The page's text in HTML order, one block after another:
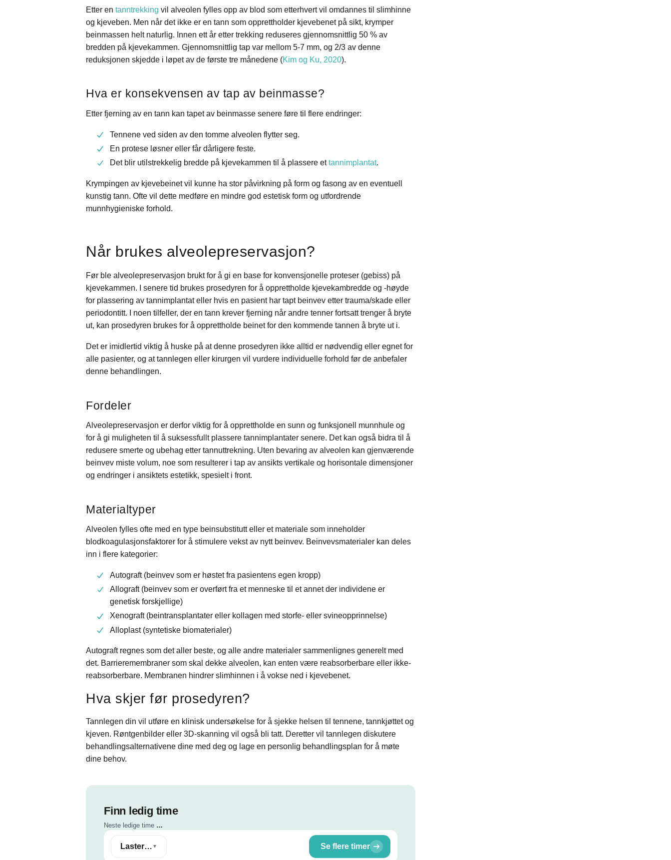
Etter en tanntrekking vil alveolen fylles opp av blod som etterhvert vil omdannes til slimhinne
og kjeveben. Men når det ikke er en tann som opprettholder kjevebenet på sikt, krymper
beinmassen helt naturlig. Innen ett år etter trekking reduseres gjennomsnittlig 50 % av
bredden på kjevekammen. Gjennomsnittlig tap var mellom 5-7 mm, og 2/3 av denne
reduksjonen skjedde i løpet av de første tre månedene (Kim og Ku, 2020).
Hva er konsekvensen av tap av beinmasse?
Etter fjerning av en tann kan tapet av beinmasse senere føre til flere endringer:
Tennene ved siden av den tomme alveolen flytter seg.
En protese løsner eller får dårligere feste.
Det blir utilstrekkelig bredde på kjevekammen til å plassere ettannimplantat.
Krympingen av kjevebeinet vil kunne ha stor påvirkning på form og fasong av en eventuell
kunstig tann. Ofte vil dette medføre en mindre god estetisk form og utfordrende
munnhygieniske forhold.
Når brukes alveolepreservasjon?
Før ble alveolepreservasjon brukt for å gi en base for konvensjonelle proteser (gebiss) på
kjevekammen. I senere tid brukes prosedyren for å opprettholde kjevekambredde og -høyde
for plassering av tannimplantat eller hvis en pasient har tapt beinvev etter trauma/skade eller
periodontitt. I noen tilfeller, der en tann krever fjerning når andre tenner fortsatt trenger å bryte
ut, kan prosedyren brukes for å opprettholde beinet for den kommende tannen å bryte ut i.
Det er imidlertid viktig å huske på at denne prosedyren ikke alltid er nødvendig eller egnet for
alle pasienter, og at tannlegen eller kirurgen vil vurdere individuelle forhold før de anbefaler
denne behandlingen.
Fordeler
Alveolepreservasjon er derfor viktig for å opprettholde en sunn og funksjonell munnhule og
for å gi muligheten til å suksessfullt plassere tannimplantater senere. Det kan også bidra til å
redusere smerte og ubehag etter tannuttrekning. Uten bevaring av alveolen kan gjenværende
beinvev miste volum, noe som resulterer i tap av ansikts vertikale og horisontale dimensjoner
og endringer i ansiktets estetikk, spesielt i front.
Materialtyper
Alveolen fylles ofte med en type beinsubstitutt eller et materiale som inneholder
blodkoagulasjonsfaktorer for å stimulere vekst av nytt beinvev. Beinvevsmaterialer kan deles
inn i flere kategorier:
Autograft (beinvev som er høstet fra pasientens egen kropp)
Allograft (beinvev som er overført fra et menneske til et annet der individene er
genetisk forskjellige)
Xenograft (beintransplantater eller kollagen med storfe- eller svineopprinnelse)
Alloplast (syntetiske biomaterialer)
Autograft regnes som det aller beste, og alle andre materialer sammenlignes generelt med
det. Barrieremembraner som skal dekke alveolen, kan enten være reabsorberbare eller ikke-
reabsorberbare. Membranen hindrer slimhinnen i å vokse ned i kjevebenet.
Hva skjer før prosedyren?
Tannlegen din vil utføre en klinisk undersøkelse for å sjekke helsen til tennene, tannkjøttet og
kjeven. Røntgenbilder eller 3D-skanning vil også bli tatt. Deretter vil tannlegen diskutere
behandlingsalternativene dine med deg og lage en personlig behandlingsplan for å møte
dine behov.
Finn ledig time
Neste ledige time …
Laster… ▼ Se flere timer